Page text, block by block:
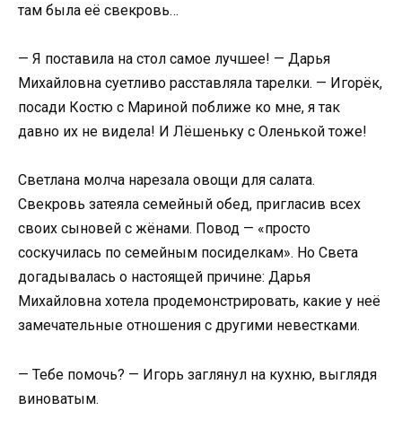
там была её свекровь…
— Я поставила на стол самое лучшее! — Дарья
Михайловна суетливо расставляла тарелки. — Игорёк,
посади Костю с Мариной поближе ко мне, я так
давно их не видела! И Лёшеньку с Оленькой тоже!
Светлана молча нарезала овощи для салата.
Свекровь затеяла семейный обед, пригласив всех
своих сыновей с жёнами. Повод — «просто
соскучилась по семейным посиделкам». Но Света
догадывалась о настоящей причине: Дарья
Михайловна хотела продемонстрировать, какие у неё
замечательные отношения с другими невестками.
— Тебе помочь? — Игорь заглянул на кухню, выглядя
виноватым.